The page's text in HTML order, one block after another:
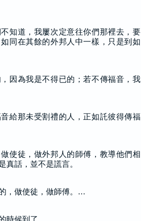
知道，我屢次定意往你們那裡去，要
同在其餘的外邦人中一樣，只是到如
因為我是不得已的；若不傳福音，我
給那未受割禮的人，正如託彼得傳福
使徒，做外邦人的師傅，教導他們相
真話，並不是謊言。
，做使徒，做師傅。…
時候到了。…